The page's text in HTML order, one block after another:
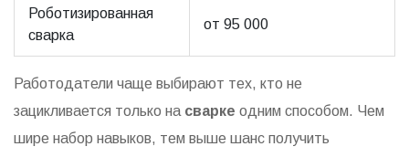
Роботизированная
сварка
от 95 000
Работодатели чаще выбирают тех, кто не
зацикливается только на сварке одним способом. Чем
шире набор навыков, тем выше шанс получить